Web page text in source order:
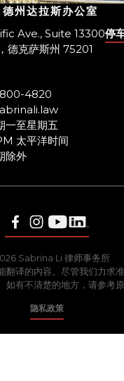
德州达拉斯办公室
Ave., Suite 13300
德克萨斯州 75201
停
800-4820
一至星期五
太平洋时间
除外
Sabrina Li 律师事务所
翻译的内容。尽管我们力求
如有不清楚的地方，请参考原
隐私政策